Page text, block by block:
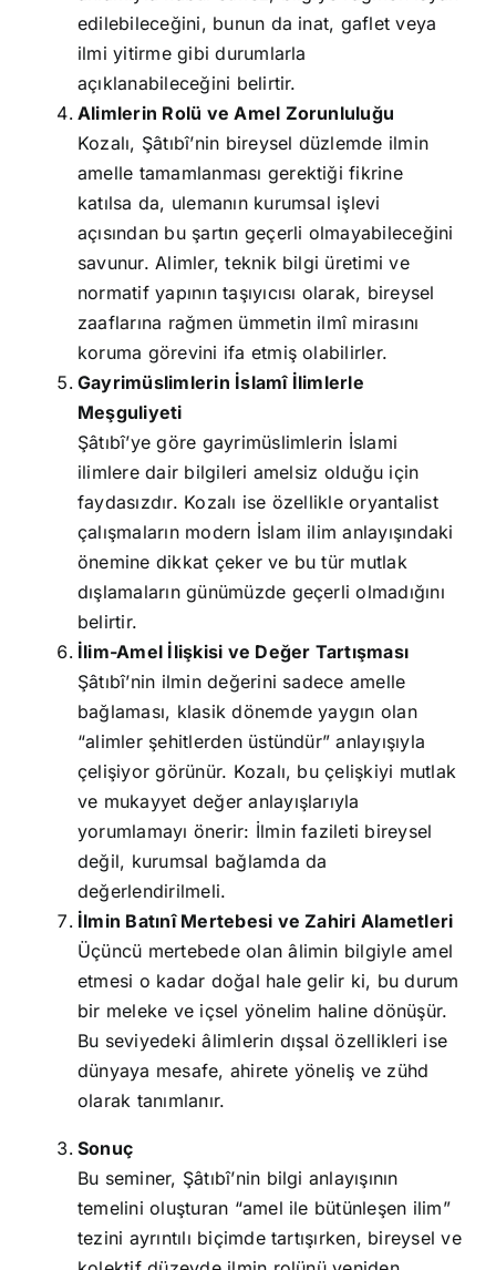
edilebileceğini, bunun da inat, gaflet veya
ilmi yitirme gibi durumlarla
açıklanabileceğini belirtir.
Alimlerin Rolü ve Amel Zorunluluğu
Kozalı, Şâtıbî’nin bireysel düzlemde ilmin
amelle tamamlanması gerektiği fikrine
katılsa da, ulemanın kurumsal işlevi
açısından bu şartın geçerli olmayabileceğini
savunur. Alimler, teknik bilgi üretimi ve
normatif yapının taşıyıcısı olarak, bireysel
zaaflarına rağmen ümmetin ilmî mirasını
koruma görevini ifa etmiş olabilirler.
Gayrimüslimlerin İslamî İlimlerle
Meşguliyeti
Şâtıbî’ye göre gayrimüslimlerin İslami
ilimlere dair bilgileri amelsiz olduğu için
faydasızdır. Kozalı ise özellikle oryantalist
çalışmaların modern İslam ilim anlayışındaki
önemine dikkat çeker ve bu tür mutlak
dışlamaların günümüzde geçerli olmadığını
belirtir.
İlim-Amel İlişkisi ve Değer Tartışması
Şâtıbî’nin ilmin değerini sadece amelle
bağlaması, klasik dönemde yaygın olan
“alimler şehitlerden üstündür” anlayışıyla
çelişiyor görünür. Kozalı, bu çelişkiyi mutlak
ve mukayyet değer anlayışlarıyla
yorumlamayı önerir: İlmin fazileti bireysel
değil, kurumsal bağlamda da
değerlendirilmeli.
İlmin Batınî Mertebesi ve Zahiri Alametleri
Üçüncü mertebede olan âlimin bilgiyle amel
etmesi o kadar doğal hale gelir ki, bu durum
bir meleke ve içsel yönelim haline dönüşür.
Bu seviyedeki âlimlerin dışsal özellikleri ise
dünyaya mesafe, ahirete yöneliş ve zühd
olarak tanımlanır.
Sonuç
Bu seminer, Şâtıbî’nin bilgi anlayışının
temelini oluşturan “amel ile bütünleşen ilim”
tezini ayrıntılı biçimde tartışırken, bireysel ve